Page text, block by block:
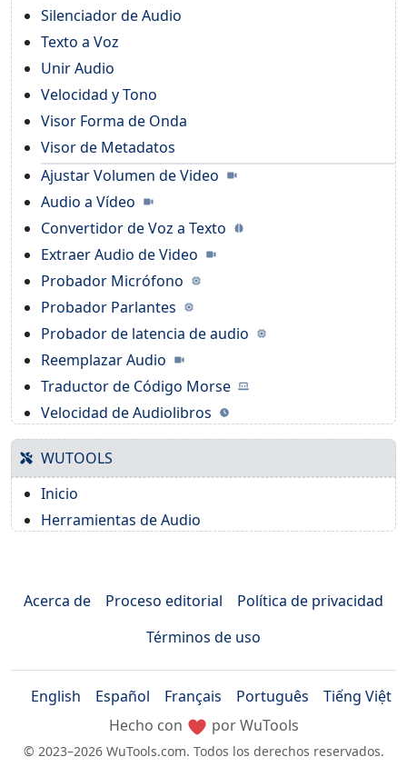
Silenciador de Audio
Texto a Voz
Unir Audio
Velocidad y Tono
Visor Forma de Onda
Visor de Metadatos
Ajustar Volumen de Video
Audio a Vídeo
Convertidor de Voz a Texto
Extraer Audio de Video
Probador Micrófono
Probador Parlantes
Probador de latencia de audio
Reemplazar Audio
Traductor de Código Morse
Velocidad de Audiolibros
WUTOOLS
Inicio
Herramientas de Audio
Acerca de Proceso editorial
Política de privacidad
Términos de uso
English Español Français Português
Tiếng Việt
Hecho con
por WuTools
© 2023–2026 WuTools.com. Todos los derechos reservados.